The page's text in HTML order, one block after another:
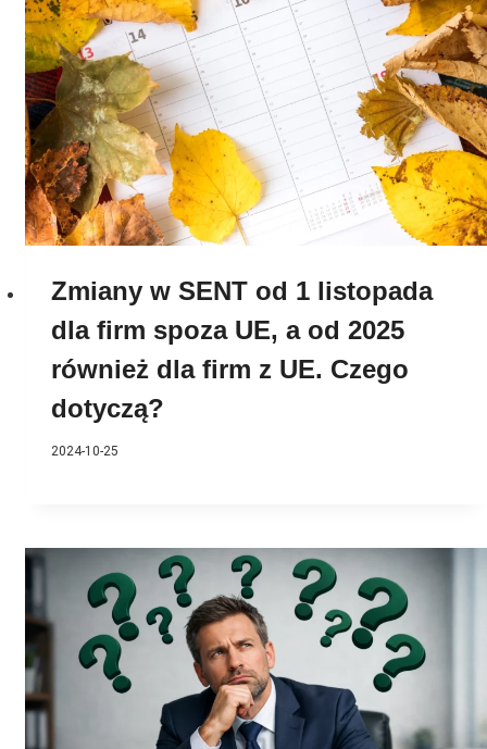
Zmiany w SENT od 1 listopada
dla firm spoza UE, a od 2025
również dla firm z UE. Czego
dotyczą?
2024-10-25